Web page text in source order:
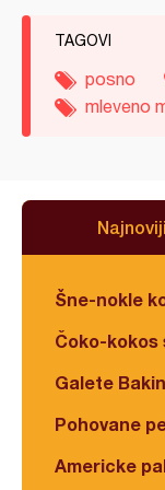
TAGOVI
posno
mleveno
Najnoviji
Šne-nokle
Čoko-kokos
Galete
Pohovane
Americke